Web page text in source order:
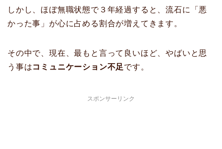
しかし、ほぼ無職状態で３年経過すると、流石に「悪
かった事」が心に占める割合が増えてきます。
その中で、現在、最もと言って良いほど、やばいと思
う事はコミュニケーション不足です。
スポンサーリンク